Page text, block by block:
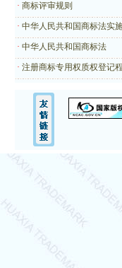
· 商标评审规则
· 中华人民共和国商标法实
· 中华人民共和国商标法
· 注册商标专用权质权登记